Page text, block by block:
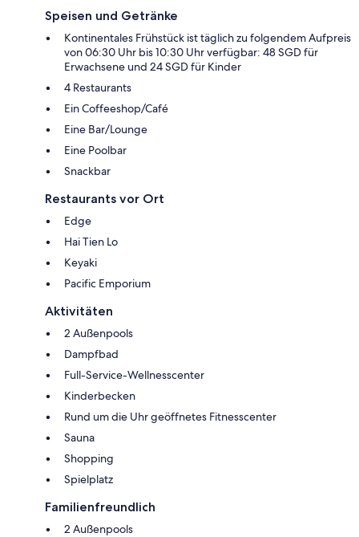
Speisen und Getränke
Kontinentales Frühstück ist täglich zu folgendem Aufpreis
von 06:30 Uhr bis 10:30 Uhr verfügbar: 48 SGD für
Erwachsene und 24 SGD für Kinder
4 Restaurants
Ein Coffeeshop/Café
Eine Bar/Lounge
Eine Poolbar
Snackbar
Restaurants vor Ort
Edge
Hai Tien Lo
Keyaki
Pacific Emporium
Aktivitäten
2 Außenpools
Dampfbad
Full-Service-Wellnesscenter
Kinderbecken
Rund um die Uhr geöffnetes Fitnesscenter
Sauna
Shopping
Spielplatz
Familienfreundlich
2 Außenpools